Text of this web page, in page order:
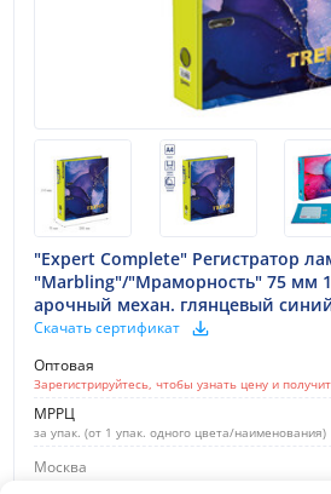
"Expert Complete" Регистратор
"Marbling"/"Мраморность" 75 мм
арочный механ. глянцевый синий
Скачать сертификат
Оптовая
Зарегистрируйтесь, чтобы узнать цену и
МРРЦ
за упак. (от 1 упак. одного цвета/наименования)
Москва